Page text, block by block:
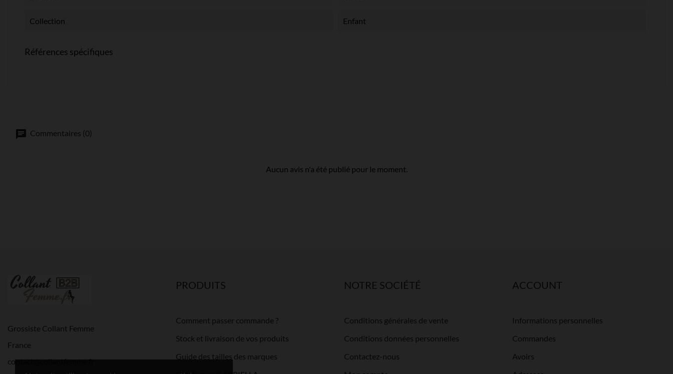
Collection Enfant
Références spécifiques
Commentaires (0)
Aucun avis n'a été publié pour le moment.
Grossiste Collant Femme
France
contact@collantfemme.fr
PRODUITS
Comment passer commande ?
Stock et livraison de vos produits
Guide des tailles des marques
NOTRE SOCIÉTÉ
Conditions générales de vente
Conditions données personnelles
Contactez-nous
ACCOUNT
Informations personnelles
Commandes
Avoirs